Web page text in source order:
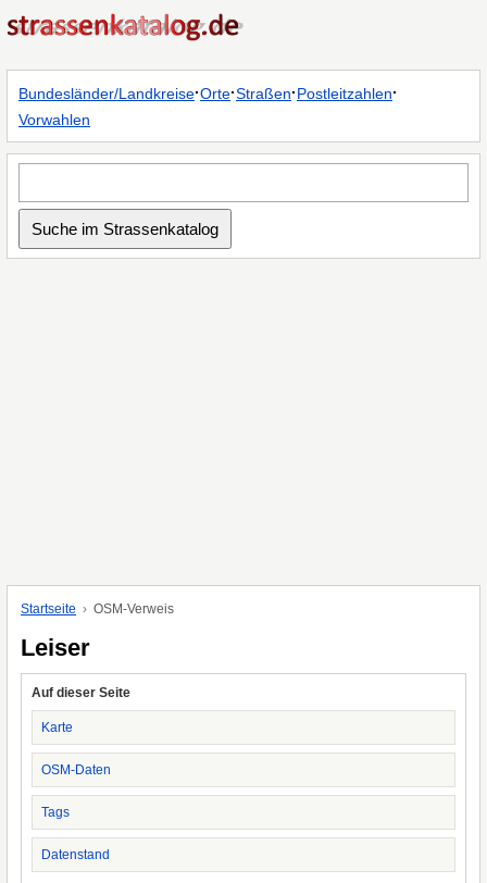
Bundesländer/Landkreise·Orte·Straßen·Postleitzahlen·
Vorwahlen
Startseite OSM-Verweis
Leiser
Auf dieser Seite
Karte
OSM-Daten
Tags
Datenstand